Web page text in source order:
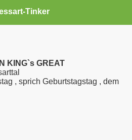
Tinker
KING`s GREAT
, sprich Geburtstagstag , dem